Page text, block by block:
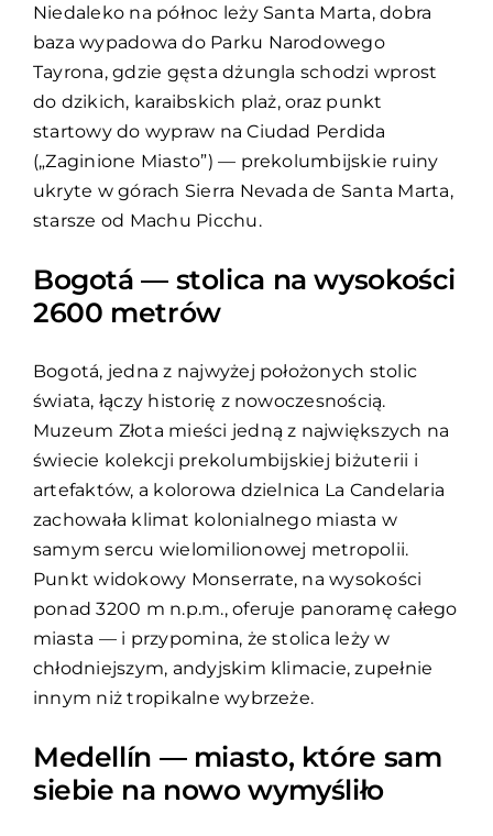
Niedaleko na północ leży Santa Marta, dobra
baza wypadowa do Parku Narodowego
Tayrona, gdzie gęsta dżungla schodzi wprost
do dzikich, karaibskich plaż, oraz punkt
startowy do wypraw na Ciudad Perdida
(„Zaginione Miasto”) — prekolumbijskie ruiny
ukryte w górach Sierra Nevada de Santa Marta,
starsze od Machu Picchu.
Bogotá — stolica na wysokości
2600 metrów
Bogotá, jedna z najwyżej położonych stolic
świata, łączy historię z nowoczesnością.
Muzeum Złota mieści jedną z największych na
świecie kolekcji prekolumbijskiej biżuterii i
artefaktów, a kolorowa dzielnica La Candelaria
zachowała klimat kolonialnego miasta w
samym sercu wielomilionowej metropolii.
Punkt widokowy Monserrate, na wysokości
ponad 3200 m n.p.m., oferuje panoramę całego
miasta — i przypomina, że stolica leży w
chłodniejszym, andyjskim klimacie, zupełnie
innym niż tropikalne wybrzeże.
Medellín — miasto, które sam
siebie na nowo wymyśliło